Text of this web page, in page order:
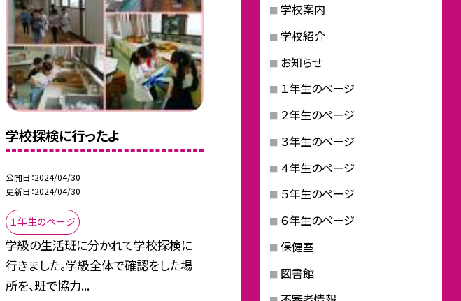
学校探検に行ったよ
公開日 2024/04/30
更新日 2024/04/30
１年生のページ
学級の生活班に分かれて学校探検に
行きました。学級全体で確認をした場
所を、班で協力...
学校案内
学校紹介
お知らせ
１年生のページ
２年生のページ
３年生のページ
４年生のページ
５年生のページ
６年生のページ
保健室
図書館